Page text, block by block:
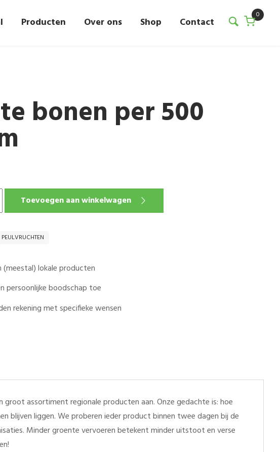
Producten Over ons Shop Contact
0
bonen per 500
Toevoegen aan winkelwagen
PEULVRUCHTEN
(meestal) lokale producten
persoonlijke boodschap toe
rekening met specifieke wensen
assortiment regionale producten aan. Onze gedachte is: hoe
blijven liggen. We proberen ieder product binnen twee dagen bij de
Minder groente vervoeren betekent minder uitstoot en verse